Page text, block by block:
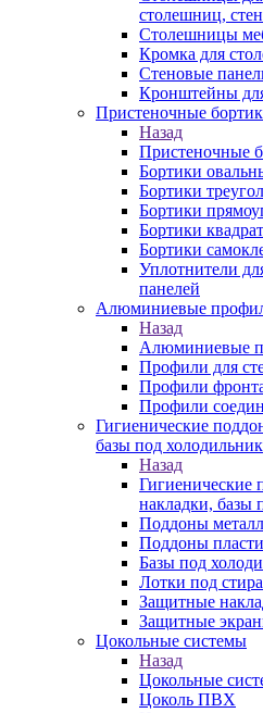
столешниц,
Столешницы
Кромка для
Стеновые
Кронштейны
Пристеночные
Назад
Пристеночные
Бортики
Бортики
Бортики
Бортики
Бортики
Уплотнители
панелей
Алюминиевые
Назад
Алюминиевые
Профили для
Профили
Профили
Гигиенические
базы под холодильник
Назад
Гигиенические
накладки, базы
Поддоны
Поддоны
Базы под
Лотки под
Защитные
Защитные
Цокольные системы
Назад
Цокольные
Цоколь ПВХ